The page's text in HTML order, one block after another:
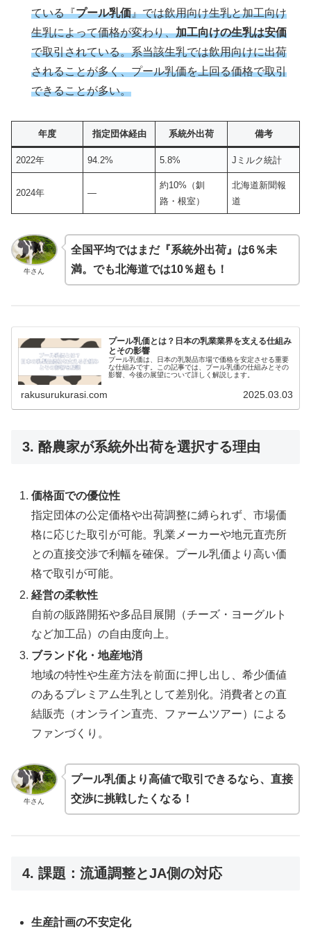
ている『プール乳価』では飲用向け生乳と加工向け
生乳によって価格が変わり、加工向けの生乳は安価
で取引されている。系当該生乳では飲用向けに出荷
されることが多く、プール乳価を上回る価格で取引
できることが多い。
年度 指定団体経由 系統外出荷 備考
2022年 94.2% 5.8% Jミルク統計
2024年 ―
約10%（釧
路・根室）
北海道新聞報
道
牛さん
全国平均ではまだ『系統外出荷』は6％未
満。でも北海道では10％超も！
プール乳価とは？日本の乳業業界を支える仕組み
とその影響
プール乳価は、日本の乳製品市場で価格を安定させる重要
な仕組みです。この記事では、プール乳価の仕組みとその
影響、今後の展望について詳しく解説します。
rakusurukurasi.com 2025.03.03
3. 酪農家が系統外出荷を選択する理由
価格面での優位性
指定団体の公定価格や出荷調整に縛られず、市場価
格に応じた取引が可能。乳業メーカーや地元直売所
との直接交渉で利幅を確保。プール乳価より高い価
格で取引が可能。
経営の柔軟性
自前の販路開拓や多品目展開（チーズ・ヨーグルト
など加工品）の自由度向上。
ブランド化・地産地消
地域の特性や生産方法を前面に押し出し、希少価値
のあるプレミアム生乳として差別化。消費者との直
結販売（オンライン直売、ファームツアー）による
ファンづくり。
牛さん
プール乳価より高値で取引できるなら、直接
交渉に挑戦したくなる！
4. 課題：流通調整とJA側の対応
生産計画の不安定化